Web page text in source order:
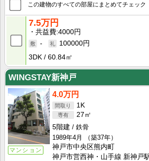
この建物のすべての部屋にまとめてチェック
7.5万円
共益費 4000円
-
100000円
3DK
60.84㎡
WINGSTAY新神戸
マンション
4.0万円
1K
27㎡
5階建
鉄骨
1989年4月
（築37年）
神戸市中央区熊内町
神戸市営西神・山手線 新神戸